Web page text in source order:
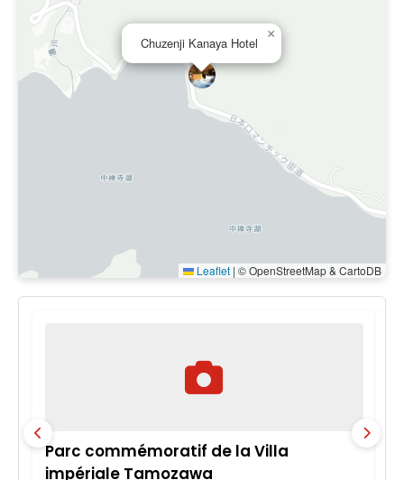
Chuzenji Kanaya Hotel
×
Leaflet | © OpenStreetMap & CartoDB
Parc commémoratif de la Villa
impériale Tamozawa